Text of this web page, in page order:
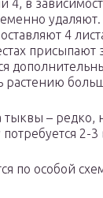
4, в
4
присыпают
растению
тыквы – редко,
потребуется 2-
по особой